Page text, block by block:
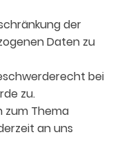
der
Daten zu
bei
zu.
zum Thema
an uns